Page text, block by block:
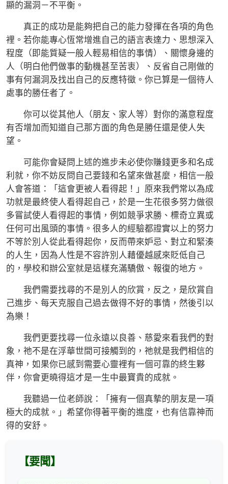
顯的漏洞－不平衡。
真正的成功是能夠把自己的能力發揮在各項的角色
裡。若你能專心恆常增進自己的語言表達力、思想深入
程度（即能質疑一般人輕易相信的事情）、關懷身邊的
人（明白他們做事的動機甚至苦衷）、反省自己剛做的
事有何漏洞及找出自己的反應特徵。你已算是一個待人
處事的勝任者了。
你可以從其他人（朋友、家人等）對你的滿意程度
有否增加而知道自己那方面的角色是勝任還是使人失
望。
可能你會疑問上述的進步未必使你賺錢更多和名成
利就，你不妨反問自己要錢和名望來做甚麼，相信一般
人會答道：「這會更被人看得起！」原來我們常以為成
功就是最終使人看得起自己，於是一生花很多努力做很
多嘗試使人看得起的事情，例如競爭求勝、標奇立異或
任何可出風頭的事情。很多人的經驗都證實以上的努力
不等於別人從此看得起你，反而帶來妒忌、對立和緊湊
的人生，因為人性是不容許別人藉優越感來貶低自己
的，學校和辦公室就是這樣充滿驕傲、報復的地方。
我們需要找尋的不是別人的欣賞，反之，是欣賞自
己進步、每天克服自己過去做得不好的事情，然後引以
為樂！
我們更要找尋一位永遠以良善、慈愛來看我們的對
象，祂不是在浮華世間可接觸到的，祂就是我們相信的
真神，如果你已感到需要心靈裡有一個可靠的終生夥
伴，你會更曉得這才是一生中最寶貴的成就。
我聽過一位老師說：「擁有一個真摯的朋友是一項
極大的成就。」希望你得著平衡的進度，也有信靠神而
得的安舒。
【要聞】